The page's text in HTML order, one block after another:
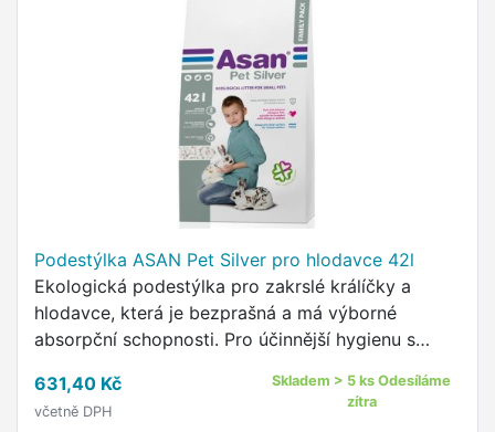
Podestýlka ASAN Pet Silver pro hlodavce 42l
Ekologická podestýlka pro zakrslé králíčky a
hlodavce, která je bezprašná a má výborné
absorpční schopnosti. Pro účinnější hygienu s
prachu, vzdušných alergenů a přidaných parfémů
- vhodný i pro astmatiky a alergiky Mimořádně
631,40 Kč
včetně DPH
Skladem > 5 ks Odesíláme
zítra